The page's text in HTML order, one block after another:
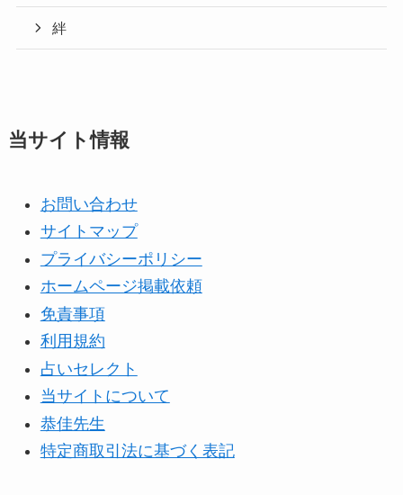
絆
当サイト情報
お問い合わせ
サイトマップ
プライバシーポリシー
ホームページ掲載依頼
免責事項
利用規約
占いセレクト
当サイトについて
恭佳先生
特定商取引法に基づく表記